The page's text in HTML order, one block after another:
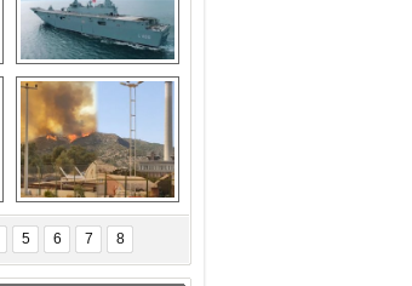
TCG Anadolu,
tersane teknik
seyrini tamamladı
Milas’taki yangın
yeniden termik
santrallere doğru
ilerliyor
5 6 7 8